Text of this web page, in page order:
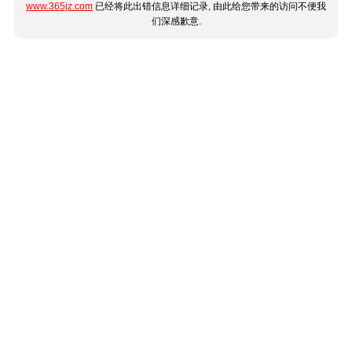
www.365jz.com 已经将此出错信息详细记录, 由此给您带来的访问不便我
们深感歉意.